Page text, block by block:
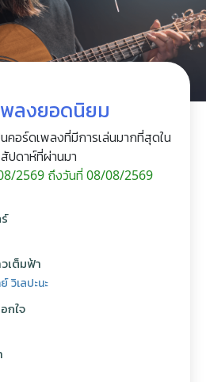
ลงยอดนิยม
คอร์ดเพลงที่มีการเล่นมากที่สุดใน
ปดาห์ที่ผ่านมา
2569 ถึงวันที่ 08/08/2569
เต็มฟ้า
วิเลปะนะ
กใจ